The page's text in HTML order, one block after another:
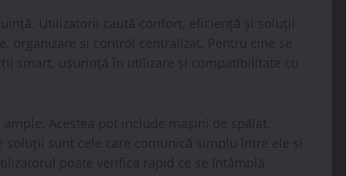
Utilizatorii caută confort, eficiență și soluții
organizare și control centralizat. Pentru cine se
smart, ușurință în utilizare și compatibilitate cu
Acestea pot include mașini de spălat,
sunt cele care comunică simplu între ele și
poate verifica rapid ce se întâmplă